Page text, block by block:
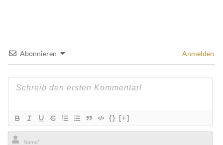
Abonnieren Anmelden
{} [+]